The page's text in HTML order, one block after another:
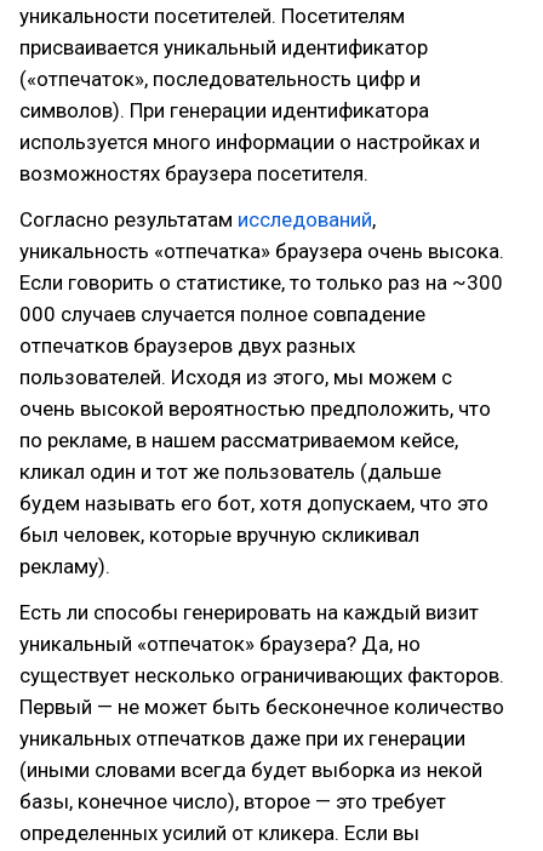
уникальности посетителей. Посетителям
присваивается уникальный идентификатор
(«отпечаток», последовательность цифр и
символов). При генерации идентификатора
используется много информации о настройках и
возможностях браузера посетителя.
Согласно результатам исследований,
уникальность «отпечатка» браузера очень высока.
Если говорить о статистике, то только раз на ~300
000 случаев случается полное совпадение
отпечатков браузеров двух разных
пользователей. Исходя из этого, мы можем с
очень высокой вероятностью предположить, что
по рекламе, в нашем рассматриваемом кейсе,
кликал один и тот же пользователь (дальше
будем называть его бот, хотя допускаем, что это
был человек, которые вручную скликивал
рекламу).
Есть ли способы генерировать на каждый визит
уникальный «отпечаток» браузера? Да, но
существует несколько ограничивающих факторов.
Первый — не может быть бесконечное количество
уникальных отпечатков даже при их генерации
(иными словами всегда будет выборка из некой
базы, конечное число), второе — это требует
определенных усилий от кликера. Если вы